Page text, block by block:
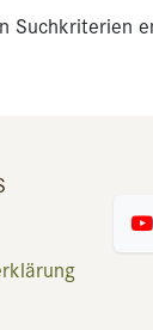
Suchkriterien